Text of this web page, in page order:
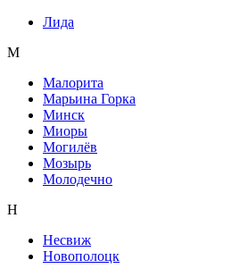
Лида
М
Малорита
Марьина Горка
Минск
Миоры
Могилёв
Мозырь
Молодечно
Н
Несвиж
Новополоцк